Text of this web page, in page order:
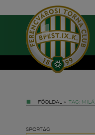
FŐOLDAL » TAG:
SPORTÁG